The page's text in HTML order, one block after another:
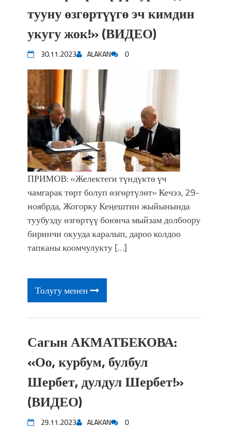
впечатляющим шоу музыкальных
фонтанов в Royal Central Park
Аида САЛЯНОВА: "Кыргыз шахмат
шайланышым сыймык жана чоң
жоопкерчилик!"
Садыр ЖАПАРОВ: “Айтматовдой
адабият алпы чыгыш үчүн, улуу көч
уланышы үчүн журнал сөзсүз керек!”
“Китепкана түнγ-2026”: Психолог
Мээрим Мураталиева менен
жолугушууга келиңиз! (Дарек. Видео)
Латын арибиндеги “Чабуул”... “Ала-
Тоо” журналынын тарыхы жана
редакторлору... (Тизме. Видео)
“КАРА КЕМПИР”: ҮМҮТТҮН
ТҮБӨЛҮК СИМВОЛУ
Кыргызстандагы эң ири музыкалуу
фонтанды көрүү үчүн Royal Central
Park'ка 30 миң адам чогулду
тууну өзгөртүүгө эч кимдин
укугу жок!» (ВИДЕО)
30.11.2023 ALAKAN 0
ПРИМОВ: «Желектеги түндүктө үч
чамгарак төрт болуп өзгөртүлөт» Кечээ, 29-
ноябрда, Жогорку Кеңештин жыйынында
туубузду өзгөртүү боюнча мыйзам долбоору
биринчи окууда каралып, дароо колдоо
тапканы коомчулукту […]
Толугу менен
Сагын АКМАТБЕКОВА:
«Оо, курбум, булбул
Шербет, дулдул Шербет!»
(ВИДЕО)
29.11.2023 ALAKAN 0